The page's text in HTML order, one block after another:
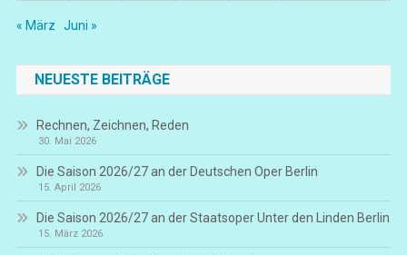
« März Juni »
NEUESTE BEITRÄGE
Rechnen, Zeichnen, Reden
30. Mai 2026
Die Saison 2026/27 an der Deutschen Oper Berlin
15. April 2026
Die Saison 2026/27 an der Staatsoper Unter den Linden Berlin
15. März 2026